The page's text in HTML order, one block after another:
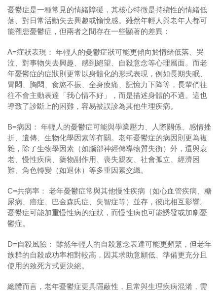
憂鬱症是一種常見的情緒障礙，其核心特徵是持續性的情緒低
落、對日常活動失去興趣或愉悅感。雖然年輕人與老年人都可
能罹患憂鬱症，但兩者之間存在一些顯著的差異：
A=症狀表現： 年輕人的憂鬱症狀可能更傾向於情緒低落、哭
泣、對事物失去興趣、感到絕望、自殺意念等心理層面。而老
年憂鬱症的症狀則更常以身體化的形式表現，例如長期失眠、
胃悶、胸悶、食慾不振、全身痠痛、記憶力下降等，長輩們往
往不會主動表達「我心情不好」，而是描述身體的不適。這也
導致了診斷上的困難，容易被誤診為其他生理疾病。
B=病因： 年輕人的憂鬱症可能與學業壓力、人際關係、感情挫
折、遺傳、生物化學因素等有關。老年憂鬱症的病因則更為複
雜，除了生物學因素（如腦部神經傳導物質失衡）外，還與衰
老、慢性疾病、藥物副作用、喪失親友、社會孤立、經濟困
難、角色轉變（如退休）等多重因素交織。
C=共病率： 老年憂鬱症常與其他慢性疾病（如心血管疾病、糖
尿病、癌症、巴金森氏症、失智症等）並存，彼此相互影響。
憂鬱症可能加重慢性病的症狀，而慢性病也可能誘發或加劇憂
鬱症。
D=自殺風險： 雖然年輕人的自殺意念表達可能更頻繁，但老年
族群的自殺成功率相對較高，因其求助意願低、準備更充分且
使用的致死方式更決絕。
總體而言，老年憂鬱症更具隱蔽性，且常與生理疾病混淆，需